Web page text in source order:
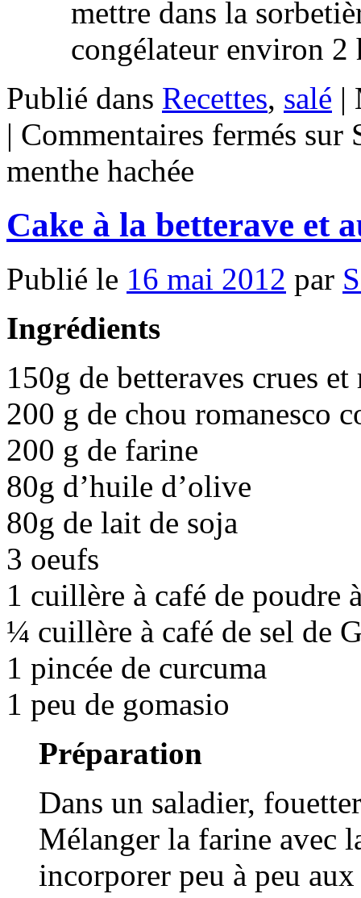
mettre dans la
congélateur environ 2
Publié dans Recettes, salé |
| Commentaires fermés sur
menthe hachée
Cake à la betterave et
Publié le 16 mai 2012 par
Ingrédients
150g de betteraves crues et
200 g de chou romanesco
200 g de farine
80g d’huile d’olive
80g de lait de soja
3 oeufs
1 cuillère à café de poudre
¼ cuillère à café de sel de
1 pincée de curcuma
1 peu de gomasio
Préparation
Dans un saladier,
Mélanger la farine avec
incorporer peu à peu